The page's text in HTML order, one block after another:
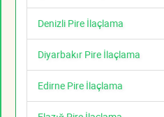
Denizli Pire İlaçlama
Diyarbakır Pire İlaçlama
Edirne Pire İlaçlama